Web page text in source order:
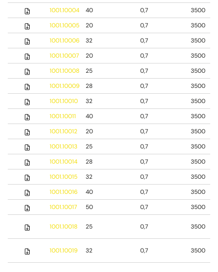
1001.10004
40 0,7
3500
1001.10005
20 0,7
3500
1001.10006
32 0,7
3500
1001.10007
20 0,7
3500
1001.10008
25 0,7
3500
1001.10009
28 0,7
3500
1001.10010
32 0,7
3500
1001.10011
40 0,7
3500
1001.10012
20 0,7
3500
1001.10013
25 0,7
3500
1001.10014
28 0,7
3500
1001.10015
32 0,7
3500
1001.10016
40 0,7
3500
1001.10017
50 0,7 3500
1001.10018 25 0,7 3500
1001.10019 32 0,7 3500